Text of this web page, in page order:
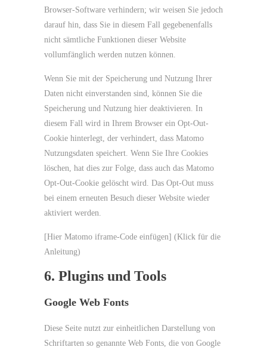
Browser-Software verhindern; wir weisen Sie jedoch
darauf hin, dass Sie in diesem Fall gegebenenfalls
nicht sämtliche Funktionen dieser Website
vollumfänglich werden nutzen können.
Wenn Sie mit der Speicherung und Nutzung Ihrer
Daten nicht einverstanden sind, können Sie die
Speicherung und Nutzung hier deaktivieren. In
diesem Fall wird in Ihrem Browser ein Opt-Out-
Cookie hinterlegt, der verhindert, dass Matomo
Nutzungsdaten speichert. Wenn Sie Ihre Cookies
löschen, hat dies zur Folge, dass auch das Matomo
Opt-Out-Cookie gelöscht wird. Das Opt-Out muss
bei einem erneuten Besuch dieser Website wieder
aktiviert werden.
[Hier Matomo iframe-Code einfügen] (Klick für die
Anleitung)
6. Plugins und Tools
Google Web Fonts
Diese Seite nutzt zur einheitlichen Darstellung von
Schriftarten so genannte Web Fonts, die von Google